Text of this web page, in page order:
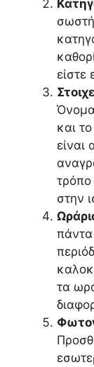
είστε
και
είναι
στην
πάντα
τα